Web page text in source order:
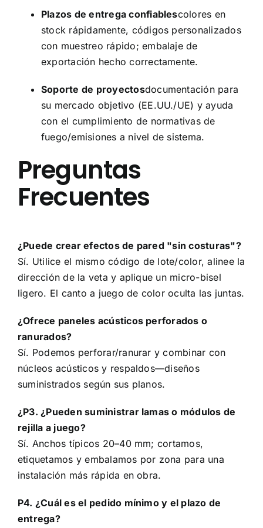
Plazos de entrega confiablescolores en
stock rápidamente, códigos personalizados
con muestreo rápido; embalaje de
exportación hecho correctamente.
Soporte de proyectosdocumentación para
su mercado objetivo (EE.UU./UE) y ayuda
con el cumplimiento de normativas de
fuego/emisiones a nivel de sistema.
Preguntas
Frecuentes
¿Puede crear efectos de pared "sin costuras"?
Sí. Utilice el mismo código de lote/color, alinee la
dirección de la veta y aplique un micro-bisel
ligero. El canto a juego de color oculta las juntas.
¿Ofrece paneles acústicos perforados o
ranurados?
Sí. Podemos perforar/ranurar y combinar con
núcleos acústicos y respaldos—diseños
suministrados según sus planos.
¿P3. ¿Pueden suministrar lamas o módulos de
rejilla a juego?
Sí. Anchos típicos 20–40 mm; cortamos,
etiquetamos y embalamos por zona para una
instalación más rápida en obra.
P4. ¿Cuál es el pedido mínimo y el plazo de
entrega?